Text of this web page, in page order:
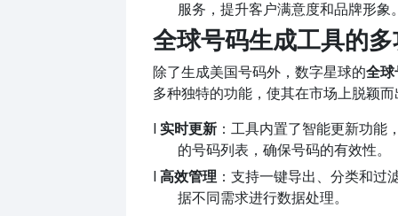
服务，提升客户满意度和品牌形象
全球号码生成工具的
除了生成美国号码外，数字星球的全球
多种独特的功能，使其在市场上脱颖而
l 实时更新 ：工具内置了智能更新功能
的号码列表，确保号码的有效性。
高效管理 ：支持一键导出、分类和过
据不同需求进行数据处理。